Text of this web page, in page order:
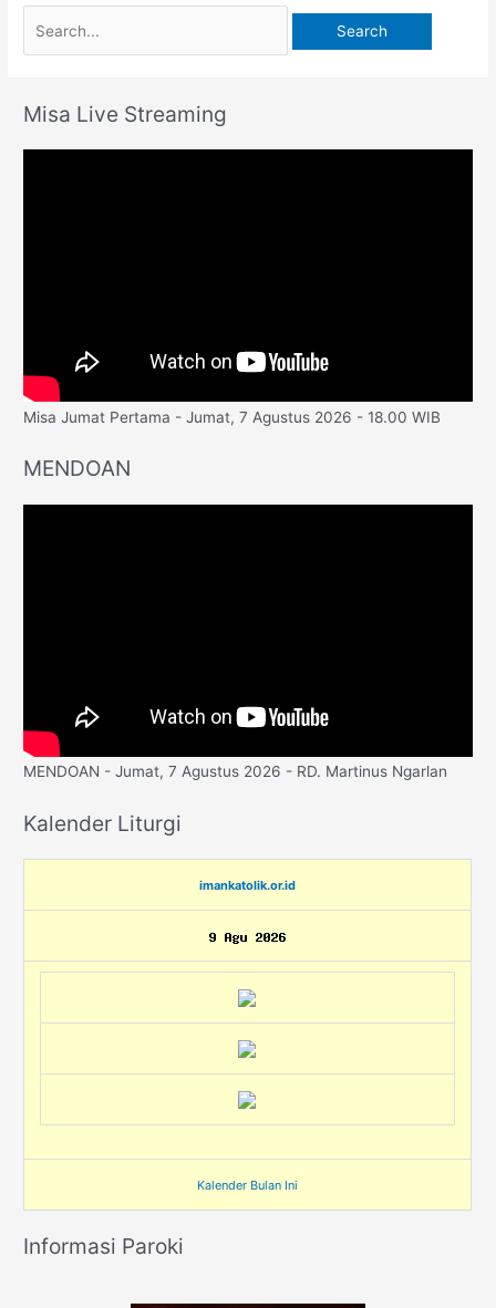
Misa Live Streaming
Misa Jumat Pertama - Jumat, 7 Agustus 2026 - 18.00 WIB
MENDOAN
MENDOAN - Jumat, 7 Agustus 2026 - RD. Martinus Ngarlan
Kalender Liturgi
imankatolik.or.id
Kalender Bulan Ini
Informasi Paroki